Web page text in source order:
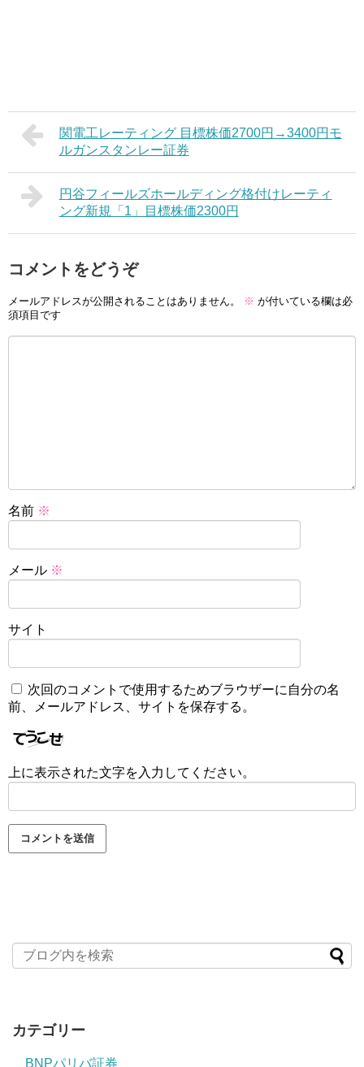
関電工レーティング 目標株価2700円→3400円モ
ルガンスタンレー証券
円谷フィールズホールディング格付けレーティ
ング新規「1」目標株価2300円
コメントをどうぞ
メールアドレスが公開されることはありません。 ※ が付いている欄は必
須項目です
名前 ※
メール ※
サイト
次回のコメントで使用するためブラウザーに自分の名
前、メールアドレス、サイトを保存する。
上に表示された文字を入力してください。
カテゴリー
BNPパリバ証券